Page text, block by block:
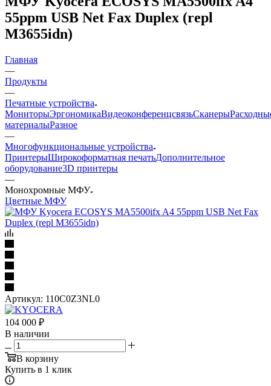
55ppm USB Net Fax Duplex (repl
M3655idn)
Главная
—
Продукты
—
Печатные устройства
МониторыЭргономикаВидеоконференцсвязьСканеры
материалыРазное
—
Многофункциональные устройства
ПринтерыШирокоформатная печатьДополнительное
оборудование3D принтеры
—
Монохромные МФУ
Цветные МФУ
Артикул: 110C0Z3NL0
104 000 ₽
В наличии
В корзину
Купить в 1 клик